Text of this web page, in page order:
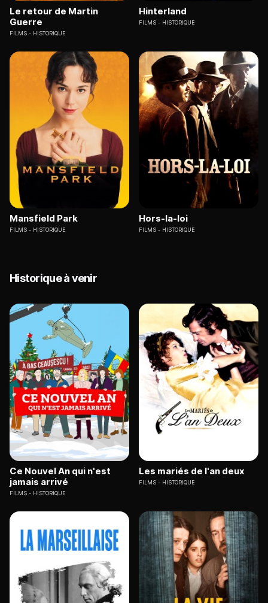
Le retour de Martin
Guerre
FILMS HISTORIQUE
Hinterland
FILMS HISTORIQUE
Mansfield Park
FILMS HISTORIQUE
Hors-la-loi
FILMS HISTORIQUE
Historique à venir
Ce Nouvel An qui n'est
jamais arrivé
FILMS HISTORIQUE
Les mariés de l'an deux
FILMS HISTORIQUE